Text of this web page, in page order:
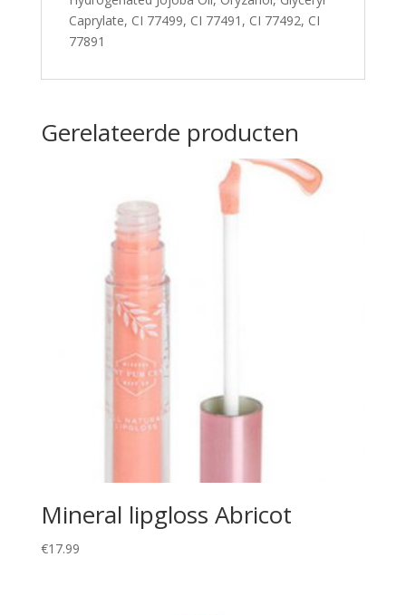
Caprylate, CI 77499, CI 77491, CI 77492, CI
77891
Gerelateerde producten
Mineral lipgloss Abricot
€17.99